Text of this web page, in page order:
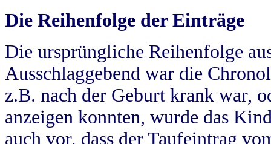
Die Reihenfolge der Einträge
Die ursprüngliche Reihenfolge
Ausschlaggebend war die
z.B. nach der Geburt krank war,
anzeigen konnten, wurde das
auch vor, dass der Taufeintrag